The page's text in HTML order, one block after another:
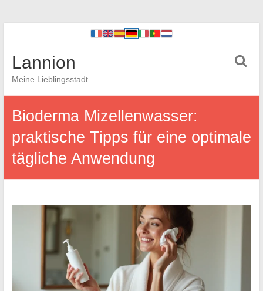
Lannion
Meine Lieblingsstadt
Bioderma Mizellenwasser:
praktische Tipps für eine optimale
tägliche Anwendung